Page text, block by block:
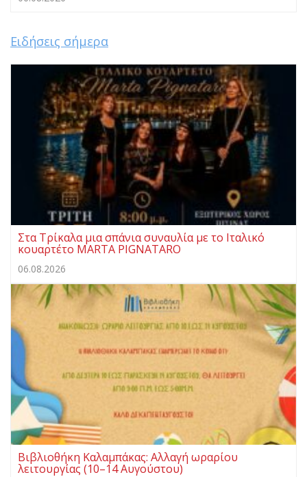
Ειδήσεις σήμερα
Στα Τρίκαλα μια σπάνια συναυλία με το Ιταλικό
κουαρτέτο MARTA PIGNATARO
06.08.2026
Βιβλιοθήκη Καλαμπάκας: Αλλαγή ωραρίου
λειτουργίας (10–14 Αυγούστου)